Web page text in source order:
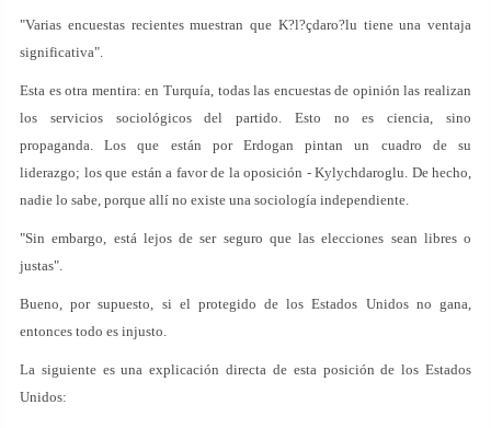
"Varias encuestas recientes muestran que K?l?çdaro?lu tiene una ventaja
significativa".
Esta es otra mentira: en Turquía, todas las encuestas de opinión las realizan
los servicios sociológicos del partido. Esto no es ciencia, sino
propaganda. Los que están por Erdogan pintan un cuadro de su
liderazgo; los que están a favor de la oposición - Kylychdaroglu. De hecho,
nadie lo sabe, porque allí no existe una sociología independiente.
"Sin embargo, está lejos de ser seguro que las elecciones sean libres o
justas".
Bueno, por supuesto, si el protegido de los Estados Unidos no gana,
entonces todo es injusto.
La siguiente es una explicación directa de esta posición de los Estados
Unidos: